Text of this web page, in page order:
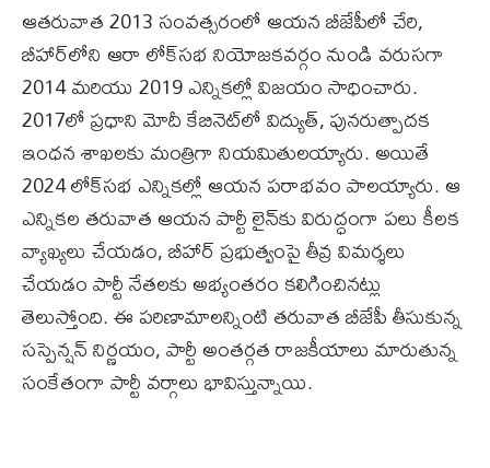
ఆతరువాత 2013 సంవత్సరంలో ఆయన బీజేపీలో చేరి,
బీహార్‌లోని ఆరా లోక్‌సభ నియోజకవర్గం నుండి వరుసగా
2014 మరియు 2019 ఎన్నికల్లో విజయం సాధించారు.
2017లో ప్రధాని మోదీ కేబినెట్‌లో విద్యుత్, పునరుత్పాదక
ఇంధన శాఖలకు మంత్రిగా నియమితులయ్యారు. అయితే
2024 లోక్‌సభ ఎన్నికల్లో ఆయన పరాభవం పాలయ్యారు. ఆ
ఎన్నికల తరువాత ఆయన పార్టీ లైన్‌కు విరుద్ధంగా పలు కీలక
వ్యాఖ్యలు చేయడం, బీహార్ ప్రభుత్వంపై తీవ్ర విమర్శలు
చేయడం పార్టీ నేతలకు అభ్యంతరం కలిగించినట్లు
తెలుస్తోంది. ఈ పరిణామాలన్నింటి తరువాత బీజేపీ తీసుకున్న
సస్పెన్షన్ నిర్ణయం, పార్టీ అంతర్గత రాజకీయాలు మారుతున్న
సంకేతంగా పార్టీ వర్గాలు భావిస్తున్నాయి.